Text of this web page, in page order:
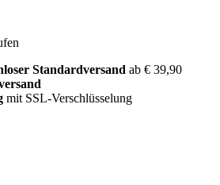
Standardversand ab € 39,90
mit SSL-Verschlüsselung